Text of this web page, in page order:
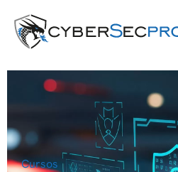
Cursos